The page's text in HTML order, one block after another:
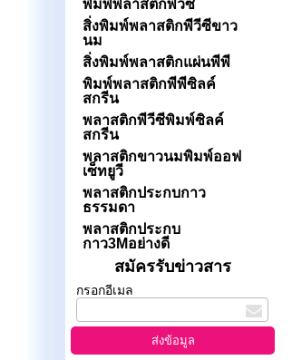
พิมพ์พลาสติกพีวีซี
สิ่งพิมพ์พลาสติกพีวีซีขาว
นม
สิ่งพิมพ์พลาสติกแผ่นพีพี
พิมพ์พลาสติกพีพีซิลค์
สกรีน
พลาสติกพีวีซีพิมพ์ซิลค์
สกรีน
พลาสติกขาวนมพิมพ์ออฟ
เซ็ทยูวี
พลาสติกประกบกาว
ธรรมดา
พลาสติกประกบ
กาว3Mอย่างดี
สมัครรับข่าวสาร
กรอกอีเมล